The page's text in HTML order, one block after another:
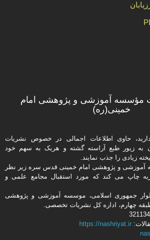
مؤسسه آموزشی و پژوهشی امام
خمینی(ره)
حاوی اطلاعات اجمالی در خصوص نشریات
زیور طبع آراسته گشته و هریک به سهم خود
زیادی را جذب نمایند.
آموزشی و پژوهشی امام خمینی قدس سره زیر نظر
پژوهش 18 نشریه چاپ می کند که مورد استقبال مجامع علمی و
بلوار جمهوری اسلامی، موسسه آموزشی و پژوهشی
چهارم، اداره كل نشریات تخصصی.
https://nashriyat.ir